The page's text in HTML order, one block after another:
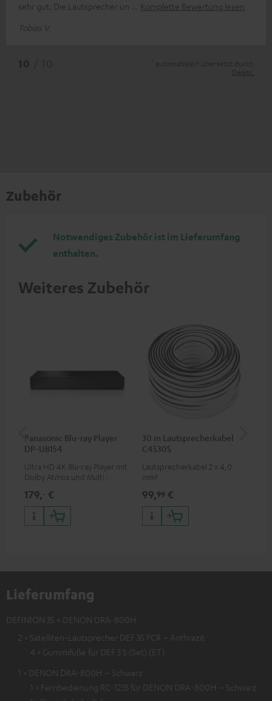
sehr gut. Die Lautsprecher un
Komplette Bewertung lesen
Tobias V.
Zubehör
Notwendiges Zubehör ist im Lieferumfang
enthalten.
Weiteres Zubehör
Panasonic Blu-ray Player
DP-UB154
Ultra HD 4K Blu-ray Player mit
Dolby Atmos und Multi HDR-
HDR10+ für eine überragende
Bildqualität mit lebensechten
Kontrasten und Farben
179,‐ €
30 m Lautsprecherkabel
C4530S
Lautsprecherkabel 2 x 4,0
mm²
99,99 €
Lieferumfang
DEFINION 3S + DENON DRA-800H
2 × Satelliten-Lautsprecher DEF 3S FCR – Anthrazit
4 × Gummifüße für DEF 3 S (Set) (ET)
1 × DENON DRA-800H – Schwarz
1 × Fernbedienung RC-1235 für DENON DRA-800H – Schwarz